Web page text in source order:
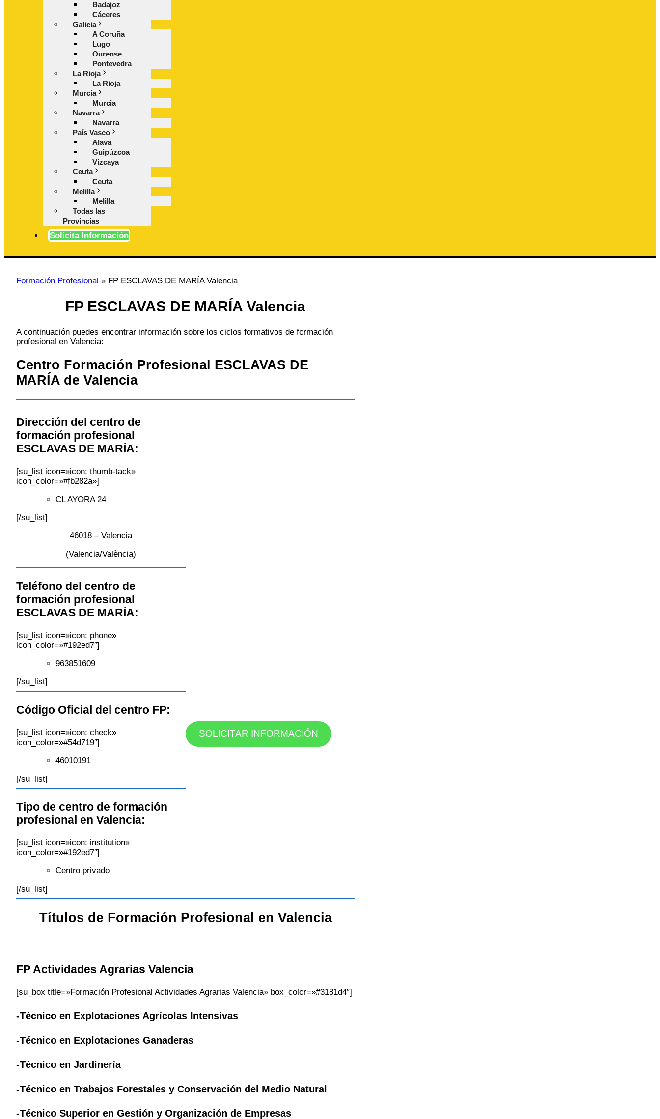
Badajoz
Cáceres
Galicia
A Coruña
Lugo
Ourense
Pontevedra
La Rioja
La Rioja
Murcia
Murcia
Navarra
Navarra
País Vasco
Alava
Guipúzcoa
Vizcaya
Ceuta
Ceuta
Melilla
Melilla
Todas las
Provincias
Solicita Información
Formación Profesional » FP ESCLAVAS DE MARÍA Valencia
FP ESCLAVAS DE MARÍA Valencia
A continuación puedes encontrar información sobre los ciclos formativos de formación
profesional en Valencia:
Centro Formación Profesional ESCLAVAS DE
MARÍA de Valencia
Dirección del centro de
formación profesional
ESCLAVAS DE MARÍA:
[su_list icon=»icon: thumb-tack»
icon_color=»#fb282a»]
CL AYORA 24
[/su_list]
46018 – Valencia
(Valencia/València)
Teléfono del centro de
formación profesional
ESCLAVAS DE MARÍA:
[su_list icon=»icon: phone»
icon_color=»#192ed7″]
963851609
[/su_list]
Código Oficial del centro FP:
[su_list icon=»icon: check»
icon_color=»#54d719″]
46010191
[/su_list]
Tipo de centro de formación
profesional en Valencia:
[su_list icon=»icon: institution»
icon_color=»#192ed7″]
Centro privado
[/su_list]
SOLICITAR INFORMACIÓN
Títulos de Formación Profesional en Valencia
FP Actividades Agrarias Valencia
[su_box title=»Formación Profesional Actividades Agrarias Valencia» box_color=»#3181d4″]
-Técnico en Explotaciones Agrícolas Intensivas
-Técnico en Explotaciones Ganaderas
-Técnico en Jardinería
-Técnico en Trabajos Forestales y Conservación del Medio Natural
-Técnico Superior en Gestión y Organización de Empresas